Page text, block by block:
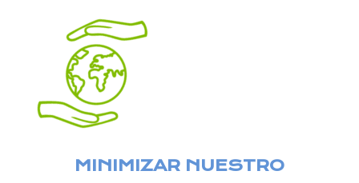
MINIMIZAR NUESTRO